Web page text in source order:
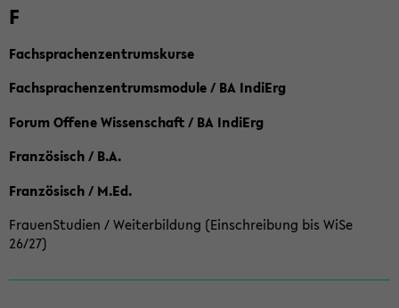
F
Fachsprachenzentrumskurse
Fachsprachenzentrumsmodule / BA IndiErg
Forum Offene Wissenschaft / BA IndiErg
Französisch / B.A.
Französisch / M.Ed.
FrauenStudien / Weiterbildung (Einschreibung bis WiSe
26/27)